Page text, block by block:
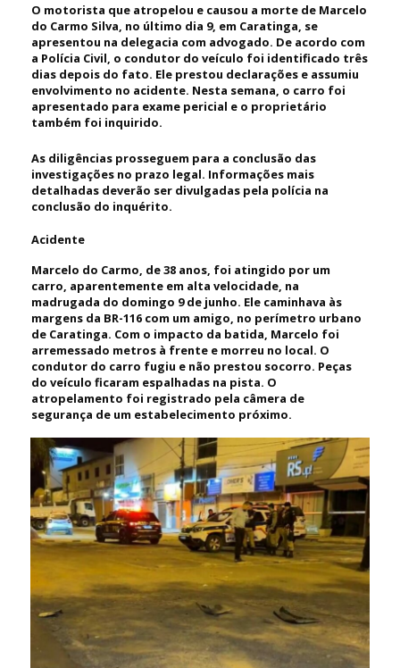
O motorista que atropelou e causou a morte de Marcelo
do Carmo Silva, no último dia 9, em Caratinga, se
apresentou na delegacia com advogado. De acordo com
a Polícia Civil, o condutor do veículo foi identificado três
dias depois do fato. Ele prestou declarações e assumiu
envolvimento no acidente. Nesta semana, o carro foi
apresentado para exame pericial e o proprietário
também foi inquirido.
As diligências prosseguem para a conclusão das
investigações no prazo legal. Informações mais
detalhadas deverão ser divulgadas pela polícia na
conclusão do inquérito.
Acidente
Marcelo do Carmo, de 38 anos, foi atingido por um
carro, aparentemente em alta velocidade, na
madrugada do domingo 9 de junho. Ele caminhava às
margens da BR-116 com um amigo, no perímetro urbano
de Caratinga. Com o impacto da batida, Marcelo foi
arremessado metros à frente e morreu no local. O
condutor do carro fugiu e não prestou socorro. Peças
do veículo ficaram espalhadas na pista. O
atropelamento foi registrado pela câmera de
segurança de um estabelecimento próximo.